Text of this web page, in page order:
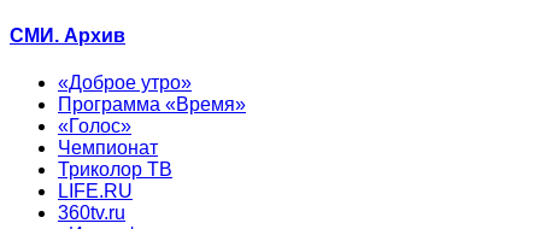
СМИ. Архив
«Доброе утро»
Программа «Время»
«Голос»
Чемпионат
Триколор ТВ
LIFE.RU
360tv.ru